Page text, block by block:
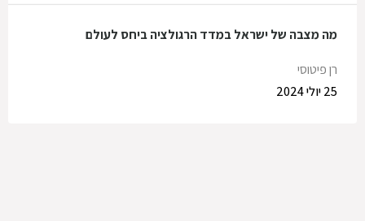
מה מצבה של ישראל במדד הרגולציה ביחס לעולם
רן פיטוסי
25 יולי 2024